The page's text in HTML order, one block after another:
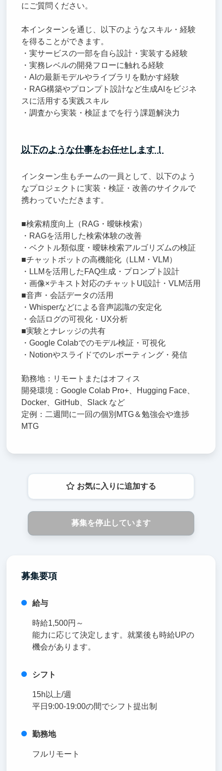
にご質問ください。
本インターンを通じ、以下のようなスキル・経験
を得ることができます。
・実サービスの一部を自ら設計・実装する経験
・実務レベルの開発フローに触れる経験
・AIの最新モデルやライブラリを動かす経験
・RAG構築やプロンプト設計など生成AIをビジネ
スに活用する実践スキル
・調査から実装・検証までを行う課題解決力
以下のような仕事をお任せします！
インターン生もチームの一員として、以下のよう
なプロジェクトに実装・検証・改善のサイクルで
携わっていただきます。
■検索精度向上（RAG・曖昧検索）
・RAGを活用した検索体験の改善
・ベクトル類似度・曖昧検索アルゴリズムの検証
■チャットボットの高機能化（LLM・VLM）
・LLMを活用したFAQ生成・プロンプト設計
・画像×テキスト対応のチャットUI設計・VLM活用
■音声・会話データの活用
・Whisperなどによる音声認識の安定化
・会話ログの可視化・UX分析
■実験とナレッジの共有
・Google Colabでのモデル検証・可視化
・Notionやスライドでのレポーティング・発信
勤務地：リモートまたはオフィス
開発環境：Google Colab Pro+、Hugging Face、
Docker、GitHub、Slack など
定例：二週間に一回の個別MTG＆勉強会や進捗
MTG
お気に入りに追加する
募集を停止しています
募集要項
給与
時給1,500円～
能力に応じて決定します。就業後も時給UPの
機会があります。
シフト
15h以上/週
平日9:00-19:00の間でシフト提出制
勤務地
フルリモート